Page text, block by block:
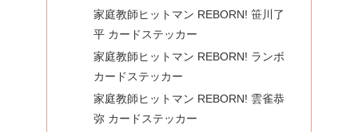
家庭教師ヒットマン REBORN! 笹川了
平 カードステッカー
家庭教師ヒットマン REBORN! ランボ
カードステッカー
家庭教師ヒットマン REBORN! 雲雀恭
弥 カードステッカー